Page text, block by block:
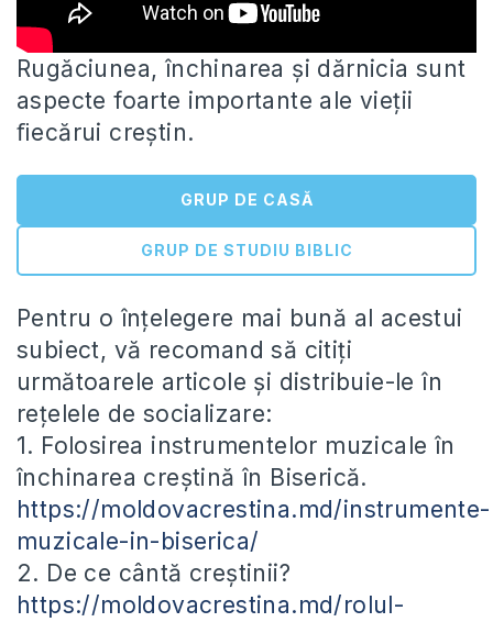
Rugăciunea, închinarea și dărnicia sunt
aspecte foarte importante ale vieții
ﬁecărui creștin.
GRUP DE CASĂ
GRUP DE STUDIU BIBLIC
Pentru o înțelegere mai bună al acestui
subiect, vă recomand să citiți
următoarele articole și distribuie-le în
rețelele de socializare:
1. Folosirea instrumentelor muzicale în
închinarea creștină în Biserică.
https://moldovacrestina.md/instrumente-
muzicale-in-biserica/
2. De ce cântă creștinii?
https://moldovacrestina.md/rolul-